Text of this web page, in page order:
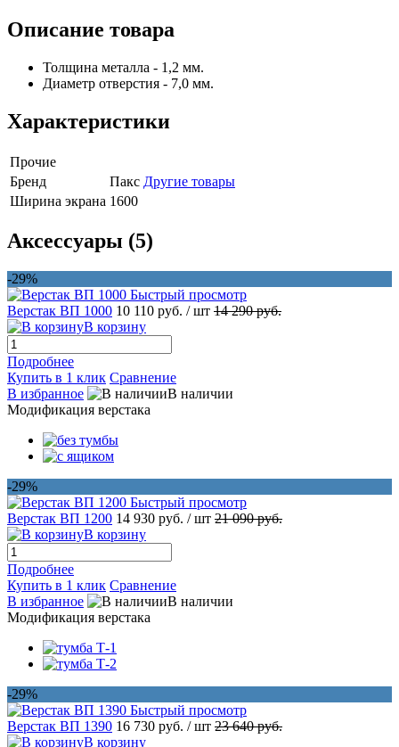
Описание товара
Толщина металла - 1,2 мм.
Диаметр отверстия - 7,0 мм.
Характеристики
Прочие
Бренд
Пакс Другие товары
Ширина экрана 1600
Аксессуары (5)
-29%
Быстрый просмотр
Верстак ВП 1000 10 110 руб. / шт 14 290 руб.
В корзину
Подробнее
Купить в 1 клик Сравнение
В избранное
В наличии
Модификация верстака
-29%
Быстрый просмотр
Верстак ВП 1200 14 930 руб. / шт 21 090 руб.
В корзину
Подробнее
Купить в 1 клик Сравнение
В избранное
В наличии
Модификация верстака
-29%
Быстрый просмотр
Верстак ВП 1390 16 730 руб. / шт 23 640 руб.
В корзину